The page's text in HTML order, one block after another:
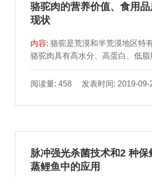
骆驼肉的营养价值、食用
现状
内容:骆驼是荒漠和半荒漠地区特
骆驼肉具有高水分、高蛋白、低脂
醇等特点，是人类较 理想的动物
对国内外关于骆驼肉的化学成分、
展进行综述，同时阐述了骆驼肉
生产及应用提供借鉴 和参考。
阅读量: 458 发表时间: 2019-09-
脉冲强光杀菌技术和2 种保
蒸鲤鱼中的应用